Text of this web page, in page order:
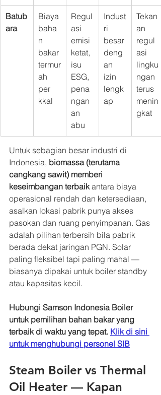
Batub
ara
Biaya
baha
n
bakar
termur
ah
per
kkal
Regul
asi
emisi
ketat,
isu
ESG,
pena
ngan
an
abu
Indust
ri
besar
deng
an
izin
lengk
ap
Tekan
an
regul
asi
lingku
ngan
terus
menin
gkat
Untuk sebagian besar industri di
Indonesia, biomassa (terutama
cangkang sawit) memberi
keseimbangan terbaik antara biaya
operasional rendah dan ketersediaan,
asalkan lokasi pabrik punya akses
pasokan dan ruang penyimpanan. Gas
adalah pilihan terbersih bila pabrik
berada dekat jaringan PGN. Solar
paling fleksibel tapi paling mahal —
biasanya dipakai untuk boiler standby
atau kapasitas kecil.
Hubungi Samson Indonesia Boiler
untuk pemilihan bahan bakar yang
terbaik di waktu yang tepat. Klik di sini
untuk menghubungi personel SIB
Steam Boiler vs Thermal
Oil Heater — Kapan